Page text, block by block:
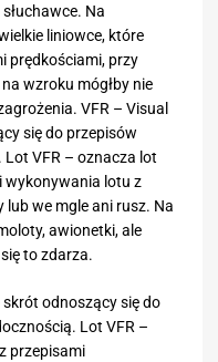
Na
liniowce, które
prędkościami, przy
wzroku mógłby nie
VFR – Visual
się do przepisów
VFR – oznacza lot
wykonywania lotu z
lub we mgle ani rusz. Na
awionetki, ale
to zdarza.
skrót odnoszący się do
Lot VFR –
przepisami